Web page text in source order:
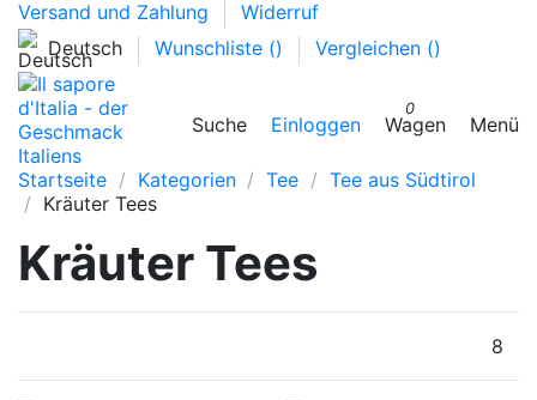
Versand und Zahlung
Widerruf
Deutsch
Wunschliste () Vergleichen ()
Suche Einloggen
0
Wagen Menü
Startseite Kategorien Tee
Tee aus Südtirol
Kräuter Tees
Kräuter Tees
8